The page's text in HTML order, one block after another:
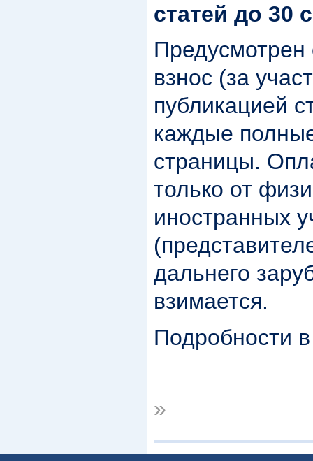
статей до 30
Предусмотрен
взнос (за
публикацией
каждые
страницы.
только от
иностранных
дальнего
взимается.
Подробности
»